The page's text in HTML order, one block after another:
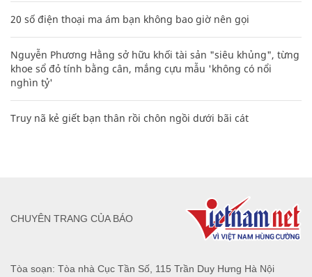
20 số điện thoại ma ám bạn không bao giờ nên gọi
Nguyễn Phương Hằng sở hữu khối tài sản "siêu khủng", từng
khoe sổ đỏ tính bằng cân, mắng cựu mẫu 'không có nổi
nghìn tỷ'
Truy nã kẻ giết bạn thân rồi chôn ngồi dưới bãi cát
Tòa soạn: Tòa nhà Cục Tần Số, 115 Trần Duy Hưng Hà Nội
CHUYÊN TRANG CỦA BÁO